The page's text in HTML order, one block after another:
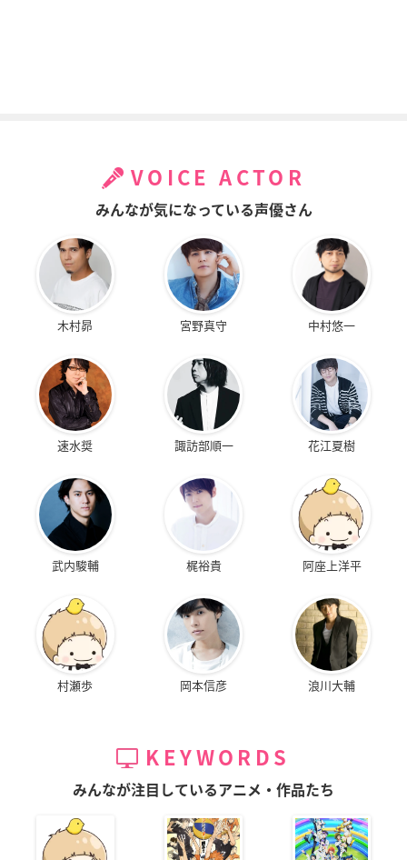
VOICE ACTOR
みんなが気になっている声優さん
木村昴 宮野真守 中村悠一
速水奨 諏訪部順一 花江夏樹
武内駿輔 梶裕貴 阿座上洋平
村瀬歩 岡本信彦 浪川大輔
KEYWORDS
みんなが注目しているアニメ・作品たち